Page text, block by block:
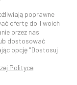
c o c o s h k i . p l
poprawne
ofertę do Twoich
przez nas
dostosować
opcję "Dostosuj
Polityce